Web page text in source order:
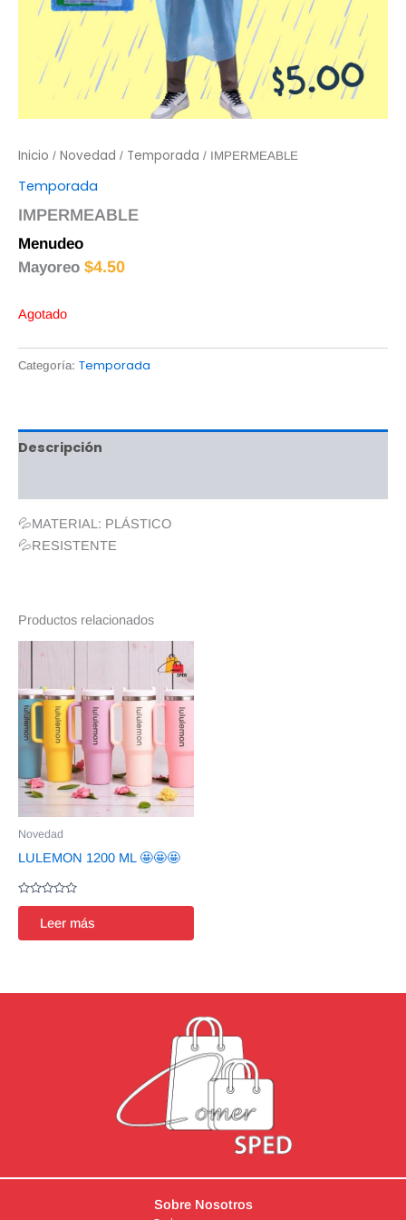
Inicio / Novedad / Temporada / IMPERMEABLE
Temporada
IMPERMEABLE
Menudeo
Mayoreo $4.50
Agotado
Categoría: Temporada
Descripción
💦MATERIAL: PLÁSTICO
💦RESISTENTE
Productos relacionados
Novedad
LULEMON 1200 ML 🤩🤩🤩
Valorado
de
Leer más
Sobre Nosotros